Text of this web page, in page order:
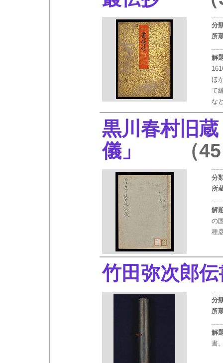
分
所
解
ほ
て
な
黒川春村旧
儀」
（45
分
所
解
の
種
竹田弥次郎
分
所
解
書